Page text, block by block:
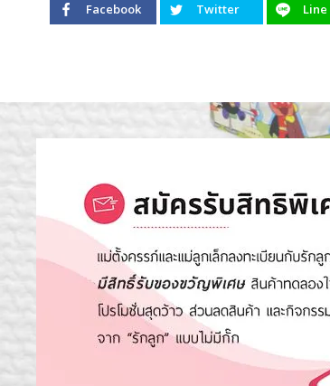
Facebook Twitter Line